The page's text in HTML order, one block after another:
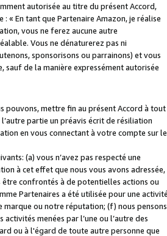
autorisée au titre du présent Accord,
« En tant que Partenaire Amazon, je réalise
vous ne ferez aucune autre
Vous ne dénaturerez pas ni
sponsorisons ou parrainons) et vous
sauf de la manière expressément autorisée
pouvons, mettre fin au présent Accord à tout
partie un préavis écrit de résiliation
en vous connectant à votre compte sur le
(a) vous n’avez pas respecté une
à cet effet que nous vous avons adressée,
confrontés à de potentielles actions ou
Partenaires a été utilisée pour une activité
ou notre réputation; (f) nous pensons
menées par l’une ou l’autre des
ou à l'égard de toute autre personne que